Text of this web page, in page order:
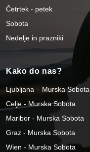
Četrtek - petek
Sobota
Nedelje in prazniki
Kako do nas?
Ljubljana – Murska Sobota
Celje - Murska Sobota
Maribor - Murska Sobota
Graz - Murska Sobota
Wien - Murska Sobota